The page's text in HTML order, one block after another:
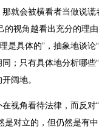
就会被横看者当做说
视角越看出充分的理
是具体的”，抽象地谈
；只有具体地分析哪
阔地。
视角看待法律，而反
对立的，但仍然是有